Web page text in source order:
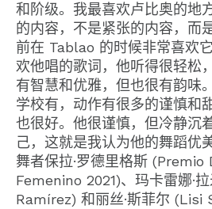
和阶级。我最喜欢卢比奥的地
的内容，不是紧张的内容，而
前在 Tablao 的时候非常喜欢
欢他唱的歌词，他听得很轻松
有智慧和优雅，但也很有韵味
学校有，动作有很多的谨慎和
也很好。他很谨慎，但冷静沉
己，这就是我认为他的舞蹈优
舞者保拉·罗德里格斯
Femenino 2021)、玛卡雷娜·
Ramírez) 和丽丝·斯菲尔 (Lisi